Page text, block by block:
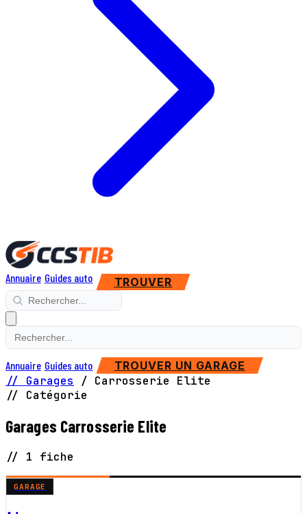
Annuaire Guides auto TROUVER
Annuaire Guides auto TROUVER UN GARAGE
// Garages / Carrosserie Elite
// Catégorie
Garages Carrosserie Elite
// 1 fiche
GARAGE